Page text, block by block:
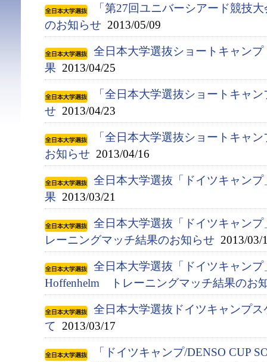
「第27回ユニバーシアード競技
のお知らせ 2013/05/09
全日本大学選抜ショートキャン
果 2013/04/25
「全日本大学選抜ショートキャ
せ 2013/04/23
「全日本大学選抜ショートキャ
お知らせ 2013/04/16
全日本大学選抜「ドイツキャン
果 2013/03/21
全日本大学選抜「ドイツキャンプ
レーニングマッチ結果のお知らせ 2013/03/
全日本大学選抜「ドイツキャンプ
Hoffenhelm トレーニングマッチ結果のお
全日本大学選抜ドイツキャンプ
て 2013/03/17
「ドイツキャンプ/DENSO CUP